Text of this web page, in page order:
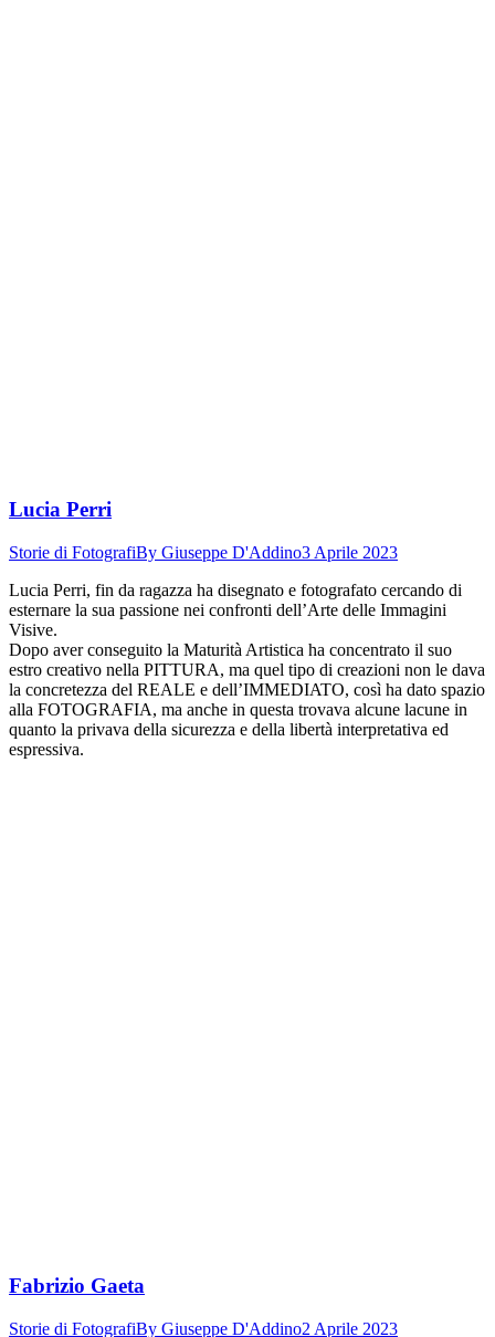
Lucia Perri
Storie di FotografiBy Giuseppe D'Addino3 Aprile 2023
Lucia Perri, fin da ragazza ha disegnato e fotografato cercando di
esternare la sua passione nei confronti dell’Arte delle Immagini
Visive.
Dopo aver conseguito la Maturità Artistica ha concentrato il suo
estro creativo nella PITTURA, ma quel tipo di creazioni non le dava
la concretezza del REALE e dell’IMMEDIATO, così ha dato spazio
alla FOTOGRAFIA, ma anche in questa trovava alcune lacune in
quanto la privava della sicurezza e della libertà interpretativa ed
espressiva.
Fabrizio Gaeta
Storie di FotografiBy Giuseppe D'Addino2 Aprile 2023